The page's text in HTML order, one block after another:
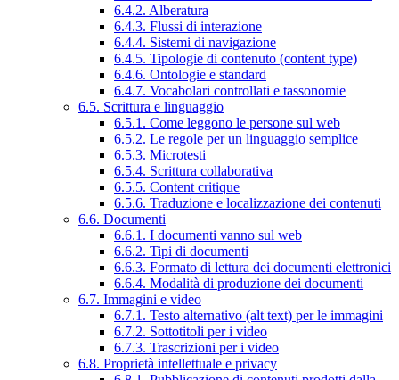
6.4.2. Alberatura
6.4.3. Flussi di interazione
6.4.4. Sistemi di navigazione
6.4.5. Tipologie di contenuto (content type)
6.4.6. Ontologie e standard
6.4.7. Vocabolari controllati e tassonomie
6.5. Scrittura e linguaggio
6.5.1. Come leggono le persone sul web
6.5.2. Le regole per un linguaggio semplice
6.5.3. Microtesti
6.5.4. Scrittura collaborativa
6.5.5. Content critique
6.5.6. Traduzione e localizzazione dei contenuti
6.6. Documenti
6.6.1. I documenti vanno sul web
6.6.2. Tipi di documenti
6.6.3. Formato di lettura dei documenti elettronici
6.6.4. Modalità di produzione dei documenti
6.7. Immagini e video
6.7.1. Testo alternativo (alt text) per le immagini
6.7.2. Sottotitoli per i video
6.7.3. Trascrizioni per i video
6.8. Proprietà intellettuale e privacy